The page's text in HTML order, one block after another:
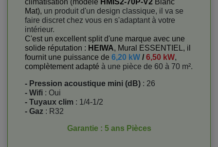
climatisation (modèle HMIS2-70P-V2 Blanc
Mat), un produit d'un design classique, il va se
faire discret chez vous en s'adaptant à votre
intérieur.
C'est un excellent split d'une marque avec une
solide réputation : HEIWA, Mural ESSENTIEL, il
fournit une puissance de 6,20 kW /6,50 kW,
complètement adapté à une pièce de 60 à 70 m².
- Pression acoustique mini (dB) : 26
- Wifi : Oui
- Tuyaux clim : 1/4-1/2
- Gaz : R32
Garantie : 5 ans Pièces